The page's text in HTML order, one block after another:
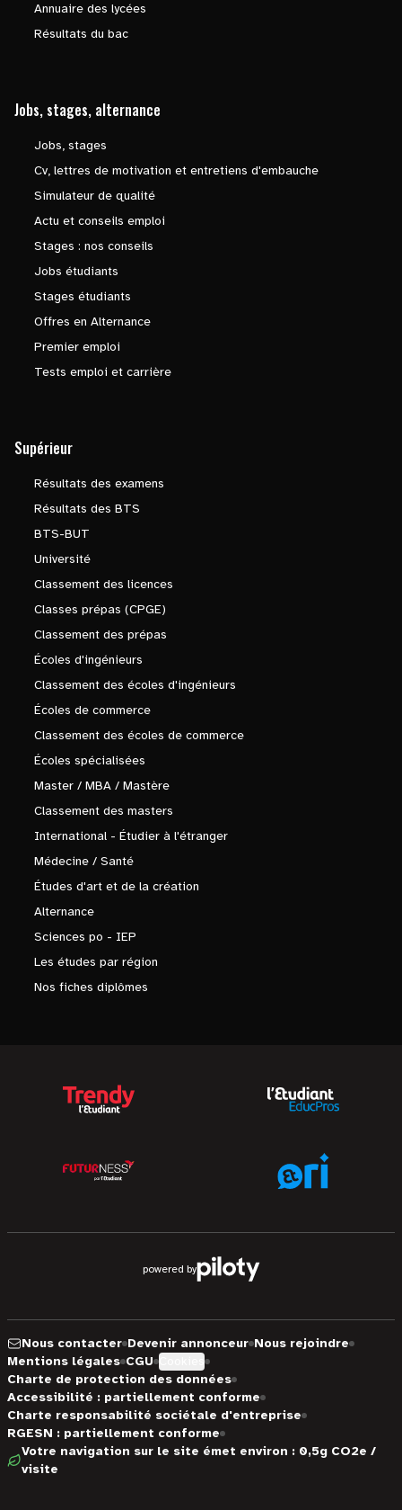
Annuaire des lycées
Résultats du bac
Jobs, stages, alternance
Jobs, stages
Cv, lettres de motivation et entretiens d'embauche
Simulateur de qualité
Actu et conseils emploi
Stages : nos conseils
Jobs étudiants
Stages étudiants
Offres en Alternance
Premier emploi
Tests emploi et carrière
Supérieur
Résultats des examens
Résultats des BTS
BTS-BUT
Université
Classement des licences
Classes prépas (CPGE)
Classement des prépas
Écoles d'ingénieurs
Classement des écoles d'ingénieurs
Écoles de commerce
Classement des écoles de commerce
Écoles spécialisées
Master / MBA / Mastère
Classement des masters
International - Étudier à l'étranger
Médecine / Santé
Études d'art et de la création
Alternance
Sciences po - IEP
Les études par région
Nos fiches diplômes
powered by
Nous contacter Devenir annonceur Nous rejoindre
Mentions légales CGU
Charte de protection des données
Accessibilité : partiellement conforme
Charte responsabilité sociétale d'entreprise
RGESN : partiellement conforme
Votre navigation sur le site émet environ : 0,5g CO2e /
visite